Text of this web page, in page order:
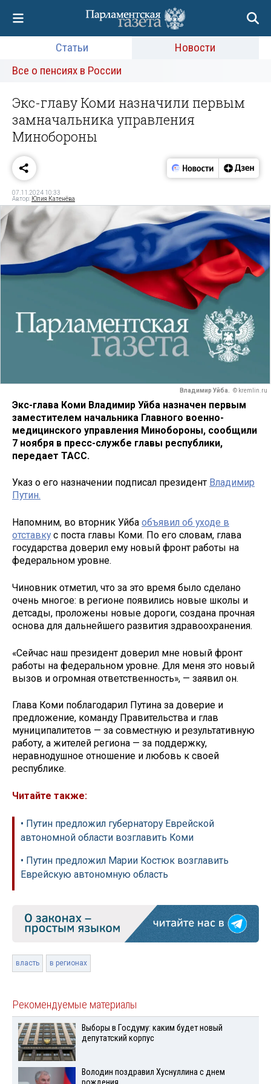
Статьи
Новости
Все о пенсиях в России
Экс-главу Коми назначили первым
замначальника управления
Минобороны
07.11.2024 10:33
Автор: Юлия Катенёва
Владимир Уйба. © kremlin.ru
Экс-глава Коми Владимир Уйба назначен первым
заместителем начальника Главного военно-
медицинского управления Минобороны, сообщили
7 ноября в пресс-службе главы республики,
передает ТАСС.
Указ о его назначении подписал президент Владимир
Путин.
Напомним, во вторник Уйба объявил об уходе в
отставку с поста главы Коми. По его словам, глава
государства доверил ему новый фронт работы на
федеральном уровне.
Чиновник отметил, что за это время было сделано
очень многое: в регионе появились новые школы и
детсады, проложены новые дороги, создана прочная
основа для дальнейшего развития здравоохранения.
«Сейчас наш президент доверил мне новый фронт
работы на федеральном уровне. Для меня это новый
вызов и огромная ответственность», — заявил он.
Глава Коми поблагодарил Путина за доверие и
предложение, команду Правительства и глав
муниципалитетов — за совместную и результативную
работу, а жителей региона — за поддержку,
неравнодушное отношение и любовь к своей
республике.
Читайте также:
• Путин предложил губернатору Еврейской
автономной области возглавить Коми
• Путин предложил Марии Костюк возглавить
Еврейскую автономную область
власть в регионах
Рекомендуемые материалы
Выборы в Госдуму: каким будет новый
депутатский корпус
Володин поздравил Хуснуллина с днем